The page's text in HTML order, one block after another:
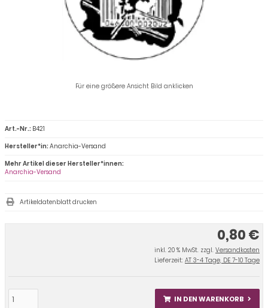
Für eine größere Ansicht Bild anklicken
0,80 €
inkl. 20 % MwSt. zzgl. Versandkosten
Lieferzeit: AT 3-4 Tage, DE 7-10 Tage
IN DEN WARENKORB
Art.-Nr.: B421
Hersteller*in:Anarchia-Versand
Mehr Artikel dieser Hersteller*innen:
Anarchia-Versand
Artikeldatenblatt drucken